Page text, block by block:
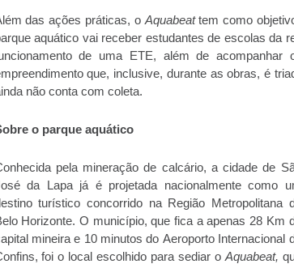
das ações práticas, o Aquabeattem como
aquático vai receber estudantes de escolas da
de uma ETE, além de
que, inclusive, durante as obras, é
não conta com coleta.
o parque aquático
pela mineração de calcário, a cidade de
da Lapa já é projetada nacionalmente como
turístico concorrido na Região Metropolitana
Horizonte. O município, que fica a apenas 28 Km
mineira e 10 minutos do Aeroporto Internacional
foi o local escolhido para sediar o Aquabeat,